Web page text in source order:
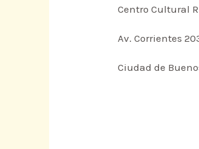
Centro Cultural
Av. Corrientes
Ciudad de